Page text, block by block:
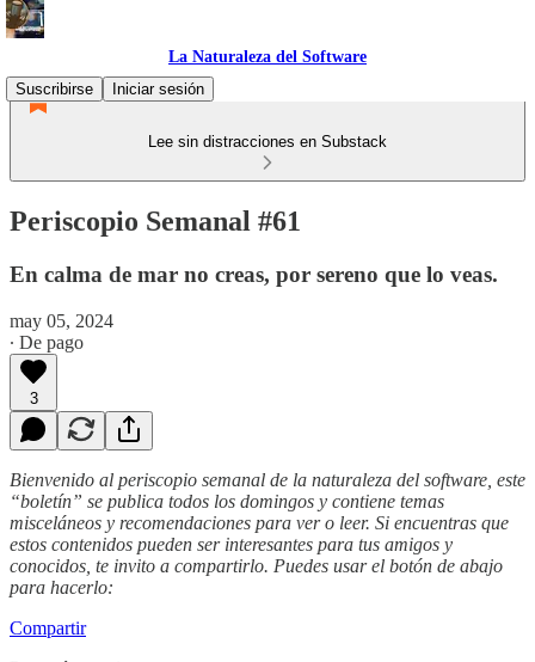
La Naturaleza del Software
Suscribirse
Iniciar sesión
Lee sin distracciones en Substack
Periscopio Semanal #61
En calma de mar no creas, por sereno que lo veas.
may 05, 2024
∙ De pago
3
Bienvenido al periscopio semanal de la naturaleza del software, este
“boletín” se publica todos los domingos y contiene temas
misceláneos y recomendaciones para ver o leer. Si encuentras que
estos contenidos pueden ser interesantes para tus amigos y
conocidos, te invito a compartirlo. Puedes usar el botón de abajo
para hacerlo:
Compartir